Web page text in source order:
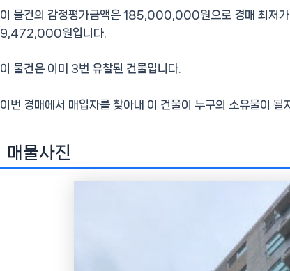
이 물건의 감정평가금액은 185,000,000원으로 경매 최저
9,472,000원입니다.
이 물건은 이미 3번 유찰된 건물입니다.
이번 경매에서 매입자를 찾아내 이 건물이 누구의 소유물이 될
매물사진